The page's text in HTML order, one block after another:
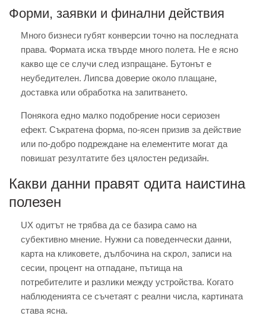
Форми, заявки и финални действия
Много бизнеси губят конверсии точно на последната
права. Формата иска твърде много полета. Не е ясно
какво ще се случи след изпращане. Бутонът е
неубедителен. Липсва доверие около плащане,
доставка или обработка на запитването.
Понякога едно малко подобрение носи сериозен
ефект. Съкратена форма, по-ясен призив за действие
или по-добро подреждане на елементите могат да
повишат резултатите без цялостен редизайн.
Какви данни правят одита наистина
полезен
UX одитът не трябва да се базира само на
субективно мнение. Нужни са поведенчески данни,
карта на кликовете, дълбочина на скрол, записи на
сесии, процент на отпадане, пътища на
потребителите и разлики между устройства. Когато
наблюденията се съчетаят с реални числа, картината
става ясна.